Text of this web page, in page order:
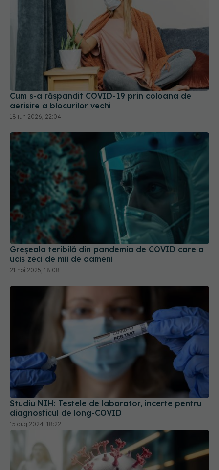
Cum s-a răspândit COVID-19 prin coloana de
aerisire a blocurilor vechi
18 iun 2026, 22:04
Greșeala teribilă din pandemia de COVID care a
ucis zeci de mii de oameni
21 noi 2025, 18:08
Studiu NIH: Testele de laborator, incerte pentru
diagnosticul de long-COVID
15 aug 2024, 18:22